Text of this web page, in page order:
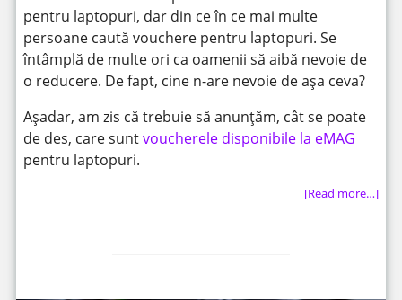
pentru laptopuri, dar din ce în ce mai multe
persoane caută vouchere pentru laptopuri. Se
întâmplă de multe ori ca oamenii să aibă nevoie de
o reducere. De fapt, cine n-are nevoie de așa ceva?
Așadar, am zis că trebuie să anunțăm, cât se poate
de des, care suntvoucherele disponibile la eMAG
pentru laptopuri.
[Read more…]